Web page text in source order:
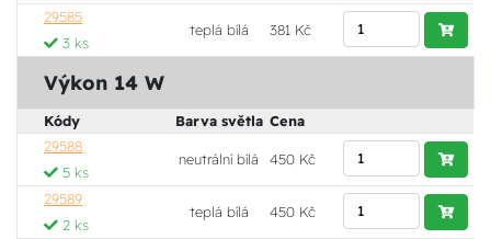
29585
3 ks
teplá bílá 381 Kč
Výkon 14 W
Kódy Barva světla Cena
29588
5 ks
neutrální bílá 450 Kč
29589
2 ks
teplá bílá 450 Kč